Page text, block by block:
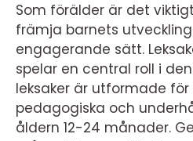
Som förälder är det
främja barnets
engagerande sätt.
spelar en central roll i
leksaker är utformade
pedagogiska och
åldern 12-24 månader.